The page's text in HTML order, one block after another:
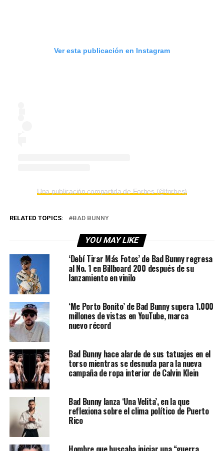
Ver esta publicación en Instagram
Una publicación compartida de Forbes (@forbes)
RELATED TOPICS: BAD BUNNY
YOU MAY LIKE
‘Debí Tirar Más Fotos’ de Bad Bunny regresa
al No. 1 en Billboard 200 después de su
lanzamiento en vinilo
‘Me Porto Bonito’ de Bad Bunny supera 1.000
millones de vistas en YouTube, marca
nuevo récord
Bad Bunny hace alarde de sus tatuajes en el
torso mientras se desnuda para la nueva
campaña de ropa interior de Calvin Klein
Bad Bunny lanza ‘Una Velita’, en la que
reflexiona sobre el clima político de Puerto
Rico